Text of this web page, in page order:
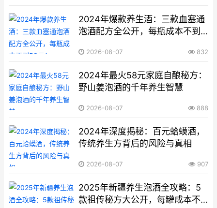
2024年爆款养生酒：三款血塞通
泡酒配方全公开，每瓶成本不到
2026-08-07 832
2024年最火58元家庭自酿秘方：
野山姜泡酒的千年养生智慧
2026-08-07 888
2024年深度揭秘：百元蛤蟆酒，
传统养生方背后的风险与真相
2026-08-07 907
2025年新疆养生泡酒全攻略：5
款祖传秘方大公开，每罐成本不